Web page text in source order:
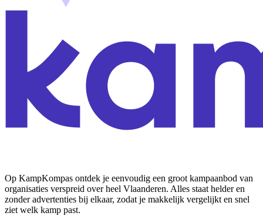
Op KampKompas ontdek je eenvoudig een groot kampaanbod van
organisaties verspreid over heel Vlaanderen. Alles staat helder en
zonder advertenties bij elkaar, zodat je makkelijk vergelijkt en snel
ziet welk kamp past.